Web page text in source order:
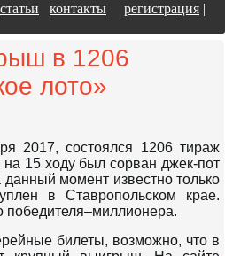
статьи контакты регистрация |
в 1206
лото»
2017, состоялся 1206 тираж
на 15 ходу был сорван джек-пот
момент известно только
в Ставропольском крае.
победителя–миллионера.
билеты, возможно, что в